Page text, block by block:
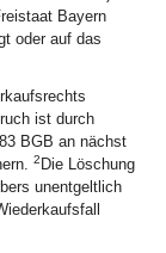
Bayern
oder auf das
ist durch
BGB an nächst
2 Die Löschung
unentgeltlich